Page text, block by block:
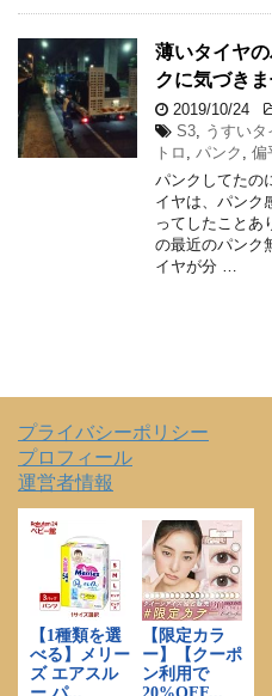
薄いタイヤ
クに気づきま
2019/10/24
S3
うすいタ
トロ
パンク
偏
パンクしてたの
イヤは、パンク
ってしたことあ
の最近のパンク
イヤが分 …
プライバシーポリシー
プロフィール
運営者情報